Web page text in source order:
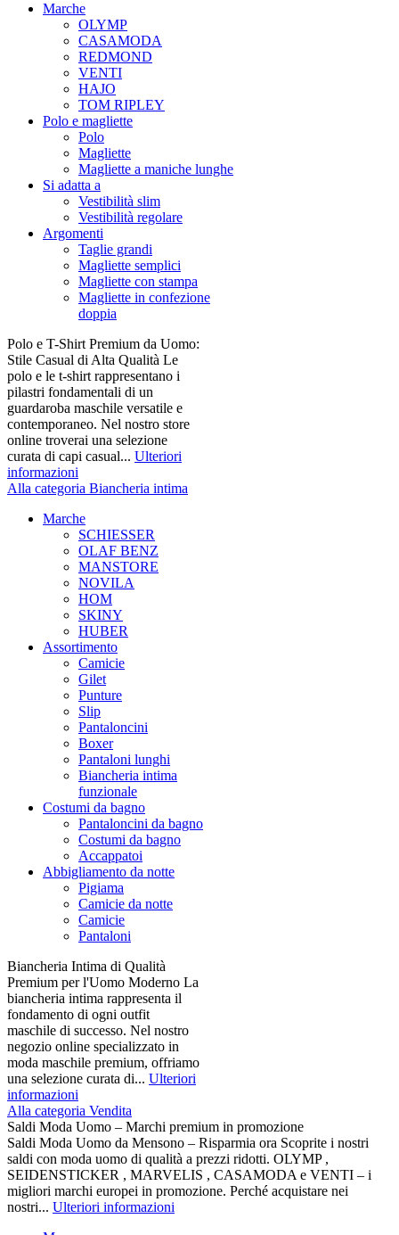
Marche
OLYMP
CASAMODA
REDMOND
VENTI
HAJO
TOM RIPLEY
Polo e magliette
Polo
Magliette
Magliette a maniche lunghe
Si adatta a
Vestibilità slim
Vestibilità regolare
Argomenti
Taglie grandi
Magliette semplici
Magliette con stampa
Magliette in confezione
doppia
Polo e T-Shirt Premium da Uomo:
Stile Casual di Alta Qualità Le
polo e le t-shirt rappresentano i
pilastri fondamentali di un
guardaroba maschile versatile e
contemporaneo. Nel nostro store
online troverai una selezione
curata di capi casual... Ulteriori
informazioni
Alla categoria Biancheria intima
Marche
SCHIESSER
OLAF BENZ
MANSTORE
NOVILA
HOM
SKINY
HUBER
Assortimento
Camicie
Gilet
Punture
Slip
Pantaloncini
Boxer
Pantaloni lunghi
Biancheria intima
funzionale
Costumi da bagno
Pantaloncini da bagno
Costumi da bagno
Accappatoi
Abbigliamento da notte
Pigiama
Camicie da notte
Camicie
Pantaloni
Biancheria Intima di Qualità
Premium per l'Uomo Moderno La
biancheria intima rappresenta il
fondamento di ogni outfit
maschile di successo. Nel nostro
negozio online specializzato in
moda maschile premium, offriamo
una selezione curata di... Ulteriori
informazioni
Alla categoria Vendita
Saldi Moda Uomo – Marchi premium in promozione
Saldi Moda Uomo da Mensono – Risparmia ora Scoprite i nostri
saldi con moda uomo di qualità a prezzi ridotti. OLYMP ,
SEIDENSTICKER , MARVELIS , CASAMODA e VENTI – i
migliori marchi europei in promozione. Perché acquistare nei
nostri... Ulteriori informazioni